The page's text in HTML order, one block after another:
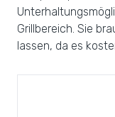
Grillbereich. Sie
lassen, da es